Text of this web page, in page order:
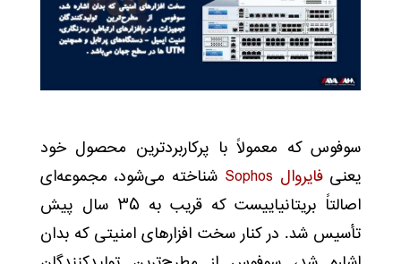
سوفوس که معمولاً با پرکاربردترین محصول خود
یعنیفایروال Sophos
شناخته می‌شود، مجموعه‌ای
اصالتاً بریتانیاییست که قریب به ۳۵ سال پیش
تأسیس شد. در کنار سخت افزارهای امنیتی که بدان